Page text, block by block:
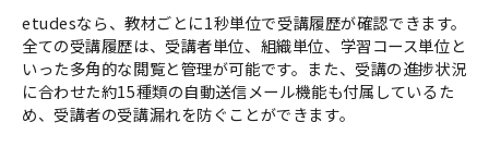
etudesなら、教材ごとに1秒単位で受講履歴が確認できます。
全ての受講履歴は、受講者単位、組織単位、学習コース単位と
いった多角的な閲覧と管理が可能です。また、受講の進捗状況
に合わせた約15種類の自動送信メール機能も付属しているた
め、受講者の受講漏れを防ぐことができます。